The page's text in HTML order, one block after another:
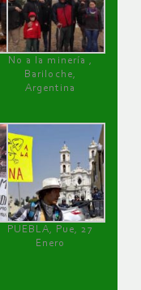
No a la minería ,
Bariloche,
Argentina
PUEBLA, Pue, 27
Enero